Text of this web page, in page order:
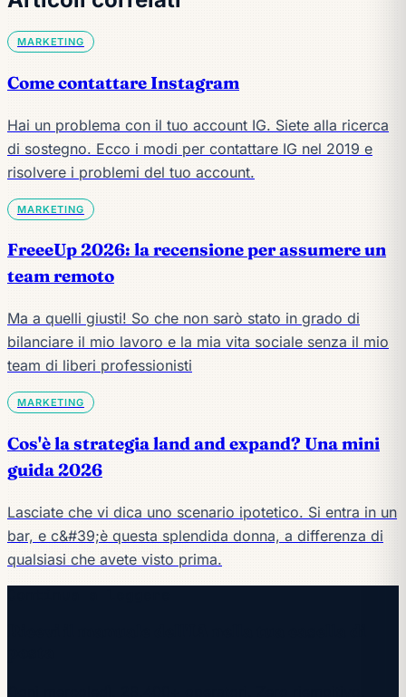
MARKETING
Come contattare Instagram
Hai un problema con il tuo account IG. Siete alla ricerca
di sostegno. Ecco i modi per contattare IG nel 2019 e
risolvere i problemi del tuo account.
MARKETING
FreeeUp 2026: la recensione per assumere un
team remoto
Ma a quelli giusti! So che non sarò stato in grado di
bilanciare il mio lavoro e la mia vita sociale senza il mio
team di liberi professionisti
MARKETING
Cos'è la strategia land and expand? Una mini
guida 2026
Lasciate che vi dica uno scenario ipotetico. Si entra in un
bar, e c&#39;è questa splendida donna, a differenza di
qualsiasi che avete visto prima.